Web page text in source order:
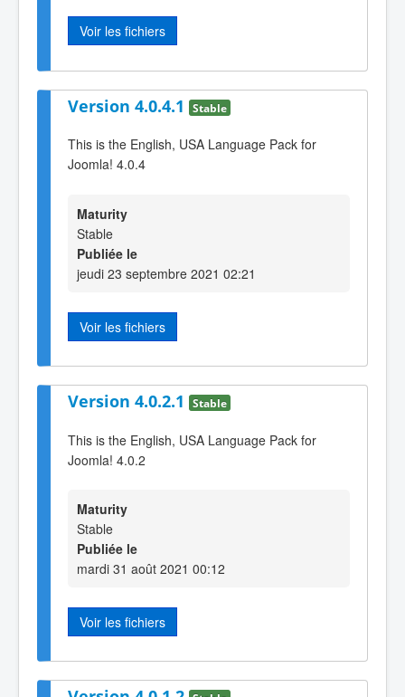
Voir les fichiers
Version 4.0.4.1 Stable
This is the English, USA Language Pack for
Joomla! 4.0.4
Maturity
Stable
Publiée le
jeudi 23 septembre 2021 02:21
Voir les fichiers
Version 4.0.2.1 Stable
This is the English, USA Language Pack for
Joomla! 4.0.2
Maturity
Stable
Publiée le
mardi 31 août 2021 00:12
Voir les fichiers